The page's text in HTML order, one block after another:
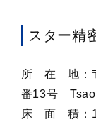
スター精
所 在 地：〒
番13号
床 面 積：